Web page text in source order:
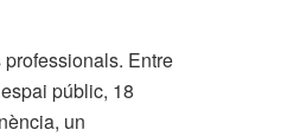
Entre
públic, 18
un